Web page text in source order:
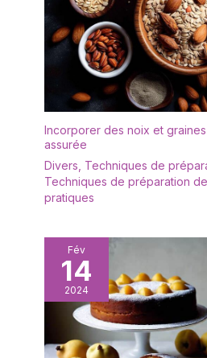
Incorporer des noix et
assurée
Divers Techniques de
Techniques de préparation
pratiques
Fév
14
2024